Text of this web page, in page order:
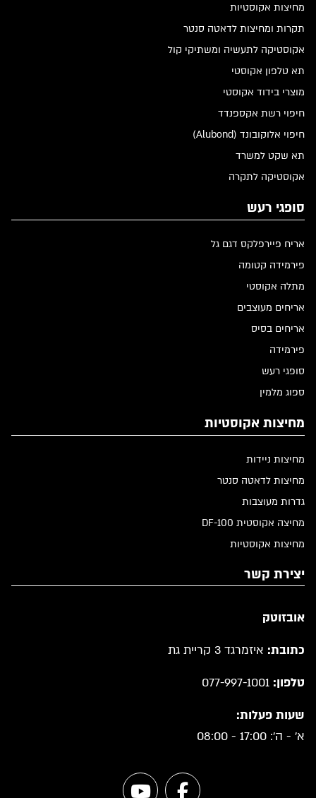
מחיצות אקוסטיות
תקרות ומחיצות לדאטה סנטר
אקוסטיקה לתעשיה ומשתיקי קול
תא טלפון אקוסטי
מוצרי בידוד אקוסטי
חיפוי רשת אקספנדד
חיפוי אלוקובונד (Alubond)
תא שקט למשרד
אקוסטיקה לתקרה
סופגי רעש
אריח פיירפלקס דגם גל
פירמידה קטומה
מתלה אקוסטי
אריחים מעוצבים
אריחים בסיס
פירמידה
סופגי רעש
ספוג מלמין
מחיצות אקוסטיות
מחיצות ניידות
מחיצות לדאטה סנטר
גדרות מעוצבות
מחיצה אקוסטית DF-100
מחיצות אקוסטיות
יצירת קשר
אובזוטק
כתובת: איזמרגד 3 קריית גת
טלפון: 077-997-1001
שעות פעלות:
א' - ה': 17:00 - 08:00